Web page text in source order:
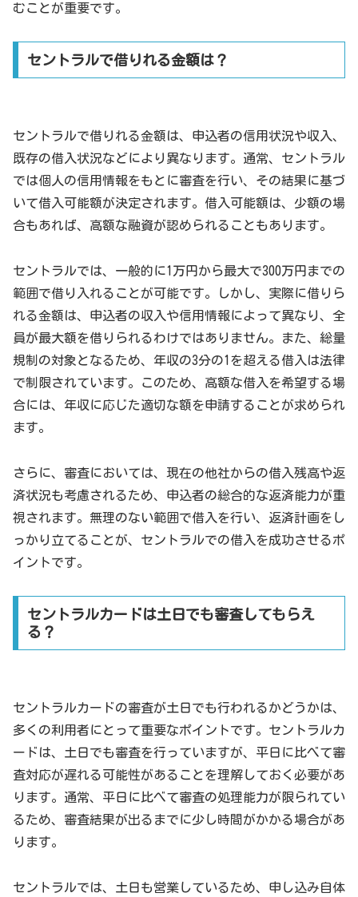
むことが重要です。
セントラルで借りれる金額は？
セントラルで借りれる金額は、申込者の信用状況や収入、
既存の借入状況などにより異なります。通常、セントラル
では個人の信用情報をもとに審査を行い、その結果に基づ
いて借入可能額が決定されます。借入可能額は、少額の場
合もあれば、高額な融資が認められることもあります。
セントラルでは、一般的に1万円から最大で300万円までの
範囲で借り入れることが可能です。しかし、実際に借りら
れる金額は、申込者の収入や信用情報によって異なり、全
員が最大額を借りられるわけではありません。また、総量
規制の対象となるため、年収の3分の1を超える借入は法律
で制限されています。このため、高額な借入を希望する場
合には、年収に応じた適切な額を申請することが求められ
ます。
さらに、審査においては、現在の他社からの借入残高や返
済状況も考慮されるため、申込者の総合的な返済能力が重
視されます。無理のない範囲で借入を行い、返済計画をし
っかり立てることが、セントラルでの借入を成功させるポ
イントです。
セントラルカードは土日でも審査してもらえ
る？
セントラルカードの審査が土日でも行われるかどうかは、
多くの利用者にとって重要なポイントです。セントラルカ
ードは、土日でも審査を行っていますが、平日に比べて審
査対応が遅れる可能性があることを理解しておく必要があ
ります。通常、平日に比べて審査の処理能力が限られてい
るため、審査結果が出るまでに少し時間がかかる場合があ
ります。
セントラルでは、土日も営業しているため、申し込み自体